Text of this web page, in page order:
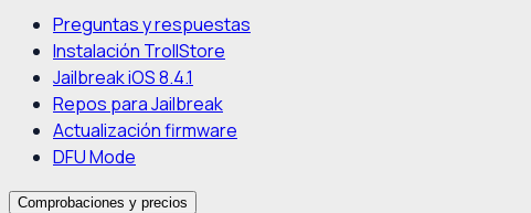
Preguntas y respuestas
Instalación TrollStore
Jailbreak iOS 8.4.1
Repos para Jailbreak
Actualización firmware
DFU Mode
Comprobaciones y precios